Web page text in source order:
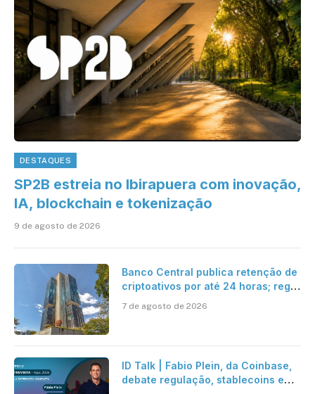
DESTAQUES
SP2B estreia no Ibirapuera com inovação,
IA, blockchain e tokenização
9 de agosto de 2026
Banco Central publica retenção de
criptoativos por até 24 horas; regra
7 de agosto de 2026
ID Talk | Fabio Plein, da Coinbase,
debate regulação, stablecoins e